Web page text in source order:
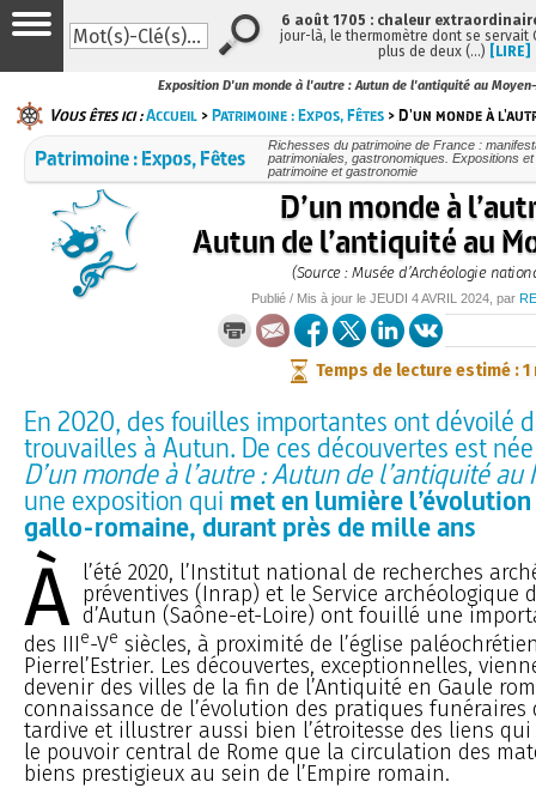
Exposition D'un monde à l'autre : Autun de l'antiquité au
Vous êtes ici :Accueil >Patrimoine : Expos, Fêtes > D'un monde à
Patrimoine : Expos, Fêtes
Richesses du patrimoine de France :
patrimoniales, gastronomiques. Expositions
patrimoine et gastronomie
D’un monde à
Autun de l’antiquité au
(Source : Musée d’Archéologie
Publié / Mis à jour le JEUDI 4 AVRIL 2024 , par
Temps de lecture estimé : 1
En 2020, des fouilles importantes ont dévoilé
trouvailles à Autun. De ces découvertes est
D’un monde à l’autre : Autun de l’antiquité au
une exposition qui met en lumière
gallo-romaine, durant près de mille ans
À l’été 2020, l’Institut national de recherches
préventives (Inrap) et le Service archéologique
d’Autun (Saône-et-Loire) ont fouillé une
des IIIe-Ve siècles, à proximité de l’église
Pierrel’Estrier. Les découvertes, exceptionnelles,
devenir des villes de la fin de l’Antiquité en Gaule
connaissance de l’évolution des pratiques funéraires
tardive et illustrer aussi bien l’étroitesse des liens
le pouvoir central de Rome que la circulation des
biens prestigieux au sein de l’Empire romain.
6 août 1705 : chaleur
jour-là, le thermomètre dont se servait
plus de deux (…) [LIRE]